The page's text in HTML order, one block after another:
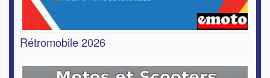
Rétromobile 2026